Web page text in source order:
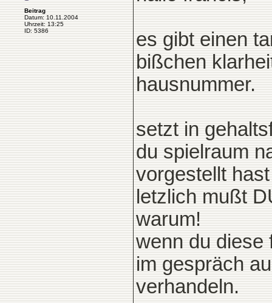
Beitrag
Datum: 10.11.2004
Uhrzeit: 13:25
ID: 5386
es gibt einen
bißchen
hausnummer.
setzt in
du spielraum
vorgestellt
letzlich mußt
warum!
wenn du diese
im gespräch
verhandeln.